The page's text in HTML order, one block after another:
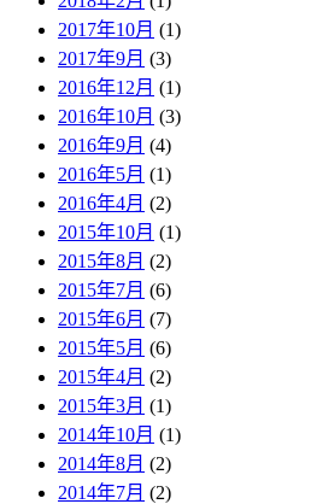
2017年10月 (1)
2017年9月 (3)
2016年12月 (1)
2016年10月 (3)
2016年9月 (4)
2016年5月 (1)
2016年4月 (2)
2015年10月 (1)
2015年8月 (2)
2015年7月 (6)
2015年6月 (7)
2015年5月 (6)
2015年4月 (2)
2015年3月 (1)
2014年10月 (1)
2014年8月 (2)
2014年7月 (2)